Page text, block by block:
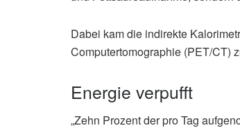
Dabei kam die indirekte
Computertomographie (PET/CT)
Energie verpufft
„Zehn Prozent der pro Tag